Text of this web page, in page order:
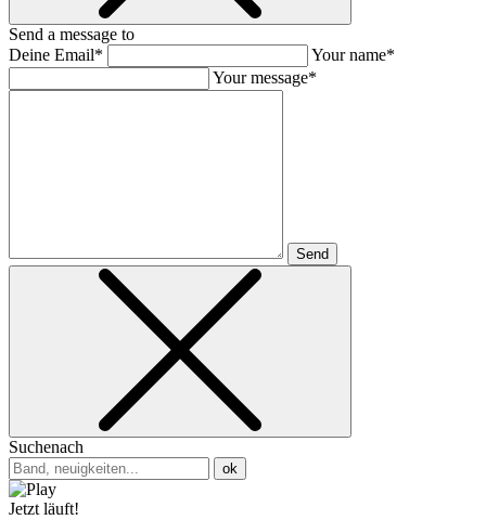
Send a message to
Deine Email*
Your name*
Your message*
Send
Suchenach
ok
Jetzt läuft!